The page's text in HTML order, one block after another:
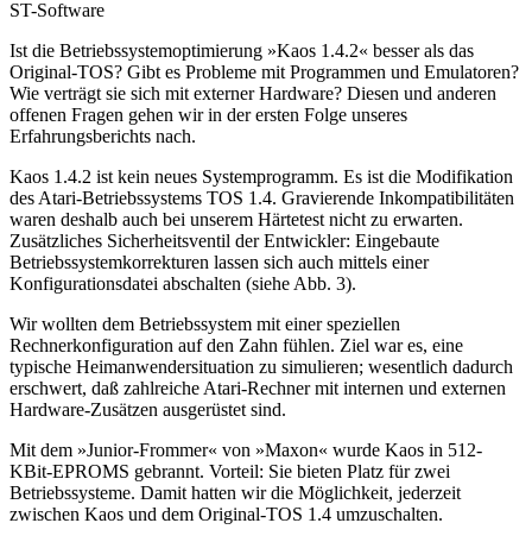
ST-Software
Ist die Betriebssystemoptimierung »Kaos 1.4.2« besser als das
Original-TOS? Gibt es Probleme mit Programmen und Emulatoren?
Wie verträgt sie sich mit externer Hardware? Diesen und anderen
offenen Fragen gehen wir in der ersten Folge unseres
Erfahrungsberichts nach.
Kaos 1.4.2 ist kein neues Systemprogramm. Es ist die Modifikation
des Atari-Betriebssystems TOS 1.4. Gravierende Inkompatibilitäten
waren deshalb auch bei unserem Härtetest nicht zu erwarten.
Zusätzliches Sicherheitsventil der Entwickler: Eingebaute
Betriebssystemkorrekturen lassen sich auch mittels einer
Konfigurationsdatei abschalten (siehe Abb. 3).
Wir wollten dem Betriebssystem mit einer speziellen
Rechnerkonfiguration auf den Zahn fühlen. Ziel war es, eine
typische Heimanwendersituation zu simulieren; wesentlich dadurch
erschwert, daß zahlreiche Atari-Rechner mit internen und externen
Hardware-Zusätzen ausgerüstet sind.
Mit dem »Junior-Frommer« von »Maxon« wurde Kaos in 512-
KBit-EPROMS gebrannt. Vorteil: Sie bieten Platz für zwei
Betriebssysteme. Damit hatten wir die Möglichkeit, jederzeit
zwischen Kaos und dem Original-TOS 1.4 umzuschalten.